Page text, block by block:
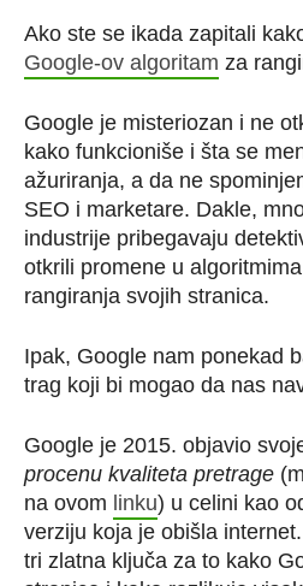
Ako ste se ikada zapitali
Google-ov algoritam za
Google je misteriozan i ne
kako funkcioniše i šta se
ažuriranja, a da ne
SEO i marketare. Dakle,
industrije pribegavaju
otkrili promene u
rangiranja svojih stranica.
Ipak, Google nam ponekad
trag koji bi mogao da nas
Google je 2015. objavio
procenu kvaliteta pretrage
na ovom linku) u celini kao
verziju koja je obišla
tri zlatna ključa za to kako